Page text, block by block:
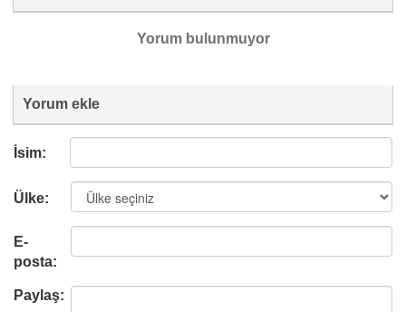
Yorum bulunmuyor
Yorum ekle
İsim:
Ülke:
E-
posta:
Paylaş: